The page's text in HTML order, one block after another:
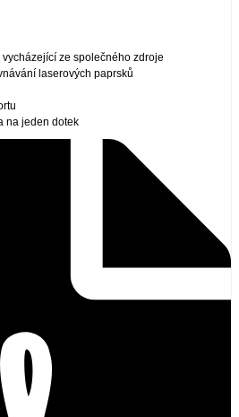
ze společného zdroje
laserových paprsků
na jeden dotek